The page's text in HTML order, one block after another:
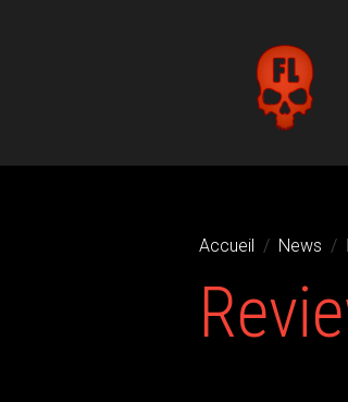
Accueil News